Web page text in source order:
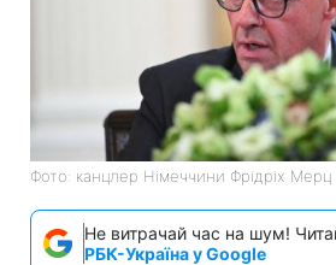
Фото: канцлер Німеччини Фрідріх
Не витрачай час на шум!
РБК-Україна у Google